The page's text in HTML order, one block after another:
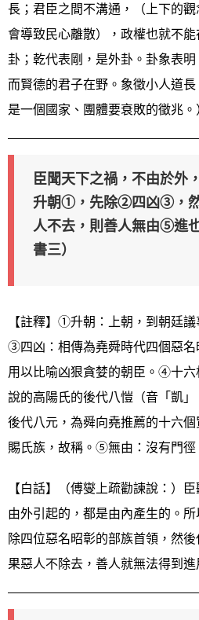
長；君臣之間不溝通，（上下的
會導致民心離散），政權也就不
卦；乾代表剛，是外卦。卦象表明
而賢德的君子在野。象徵小人道
是一個國家、團體要衰敗的徵兆。
臣聞天下之禍，不由於外
升朝①，先除②四凶③，
人不去，則善人無由⑤進
書三）
【註釋】①升朝：上朝，到朝廷
③四凶：相傳為堯舜時代四個惡名
用以比喻凶狠貪婪的朝臣。④十
說的高陽氏的後代八愷（音「凱
後代八元，為舜向堯推薦的十六
賜氏族，故稱。⑤無由：沒有門徑
【白話】（傅燮上疏勸諫說：）
由外引起的，都是由內產生的。
除四位惡名昭彰的部族首領，然
果惡人不除去，善人就無法得到進